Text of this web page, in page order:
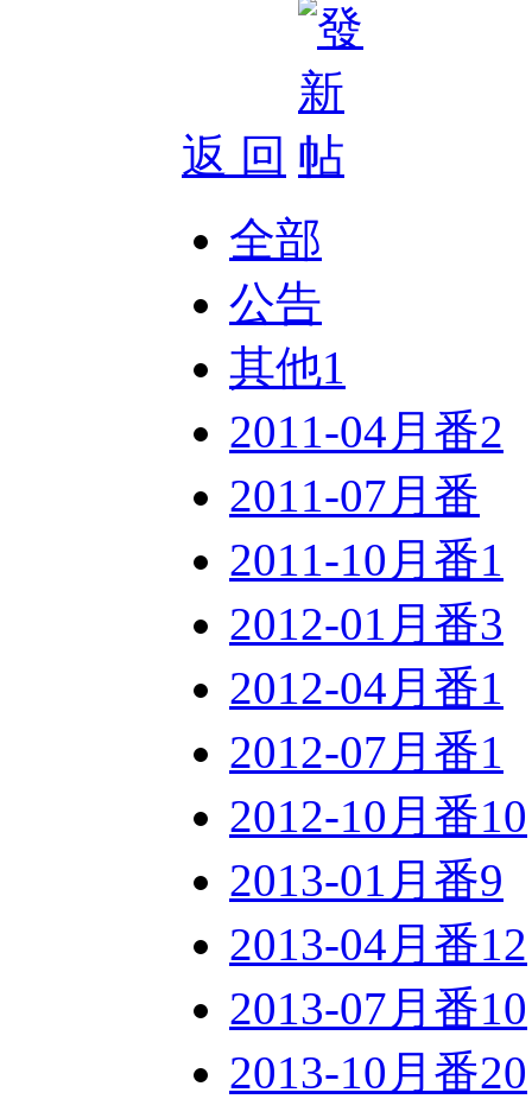
返 回
全部
公告
其他1
2011-04月番2
2011-07月番
2011-10月番1
2012-01月番3
2012-04月番1
2012-07月番1
2012-10月番10
2013-01月番9
2013-04月番12
2013-07月番10
2013-10月番20